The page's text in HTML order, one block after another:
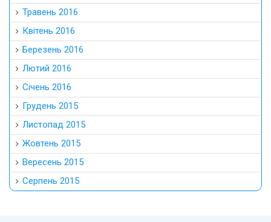
Травень 2016
Квітень 2016
Березень 2016
Лютий 2016
Січень 2016
Грудень 2015
Листопад 2015
Жовтень 2015
Вересень 2015
Серпень 2015